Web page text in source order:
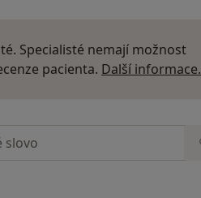
Specialisté nemají možnost
pacienta. Další informace.